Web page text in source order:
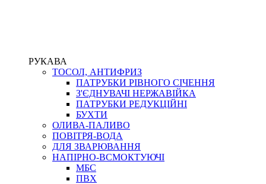
РУКАВА
ТОСОЛ, АНТИФРИЗ
ПАТРУБКИ РІВНОГО СІЧЕННЯ
З'ЄДНУВАЧІ НЕРЖАВІЙКА
ПАТРУБКИ РЕДУКЦІЙНІ
БУХТИ
ОЛИВА-ПАЛИВО
ПОВІТРЯ-ВОДА
ДЛЯ ЗВАРЮВАННЯ
НАПІРНО-ВСМОКТУЮЧІ
МБС
ПВХ